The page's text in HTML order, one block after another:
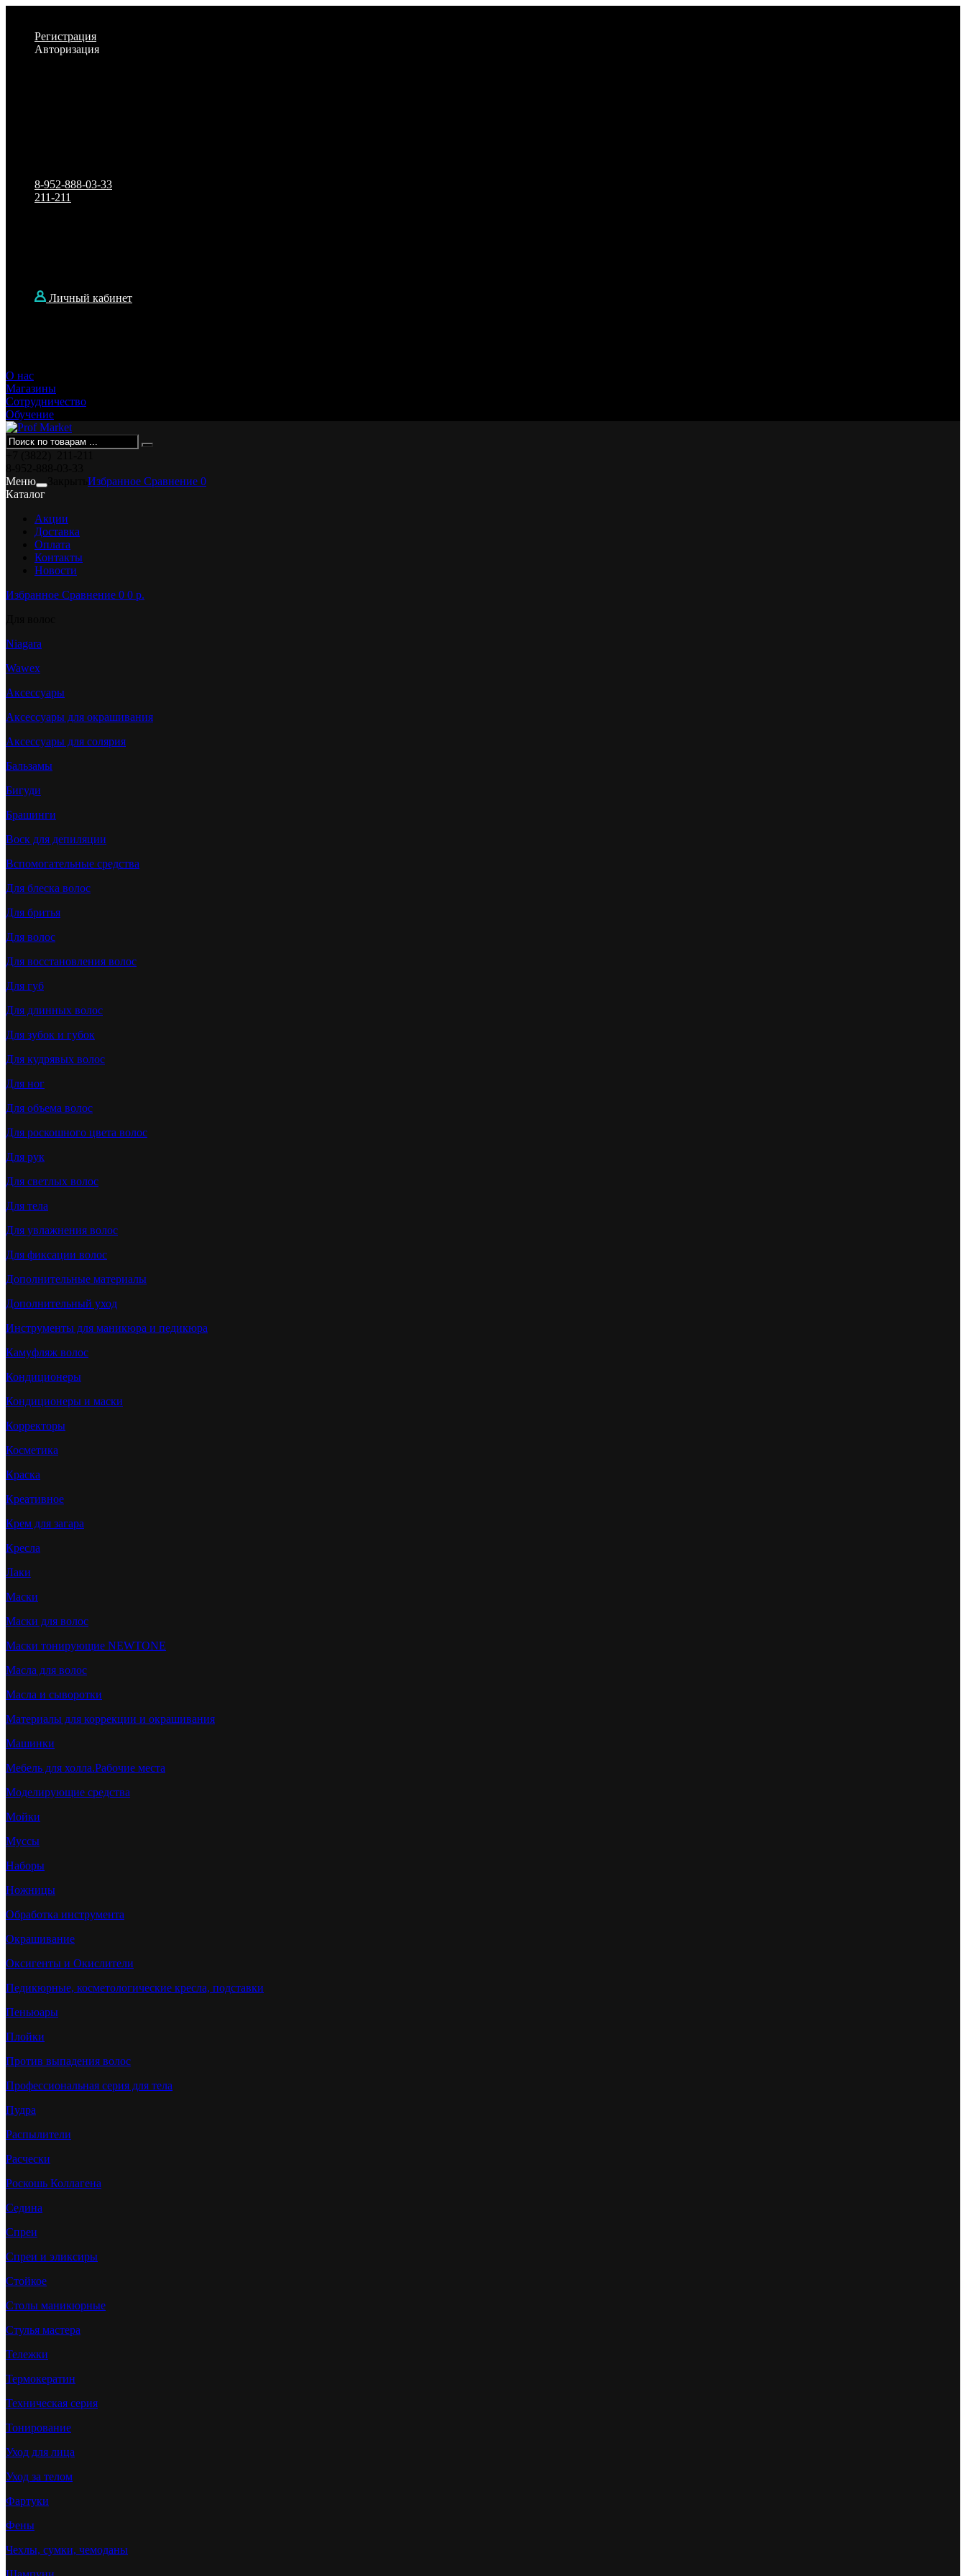
Регистрация
Авторизация
8-952-888-03-33
211-211
Личный кабинет
О нас
Магазины
Сотрудничество
Обучение
Меню
Избранное Сравнение 0
Каталог
Акции
Доставка
Оплата
Контакты
Новости
Избранное Сравнение 0 0 p.
Niagara
Wawex
Аксессуары
Аксессуары для окрашивания
Аксессуары для солярия
Бальзамы
Бигуди
Брашинги
Воск для депиляции
Вспомогательные средства
Для блеска волос
Для бритья
Для волос
Для восстановления волос
Для губ
Для длинных волос
Для зубок и губок
Для кудрявых волос
Для ног
Для объема волос
Для роскошного цвета волос
Для рук
Для светлых волос
Для тела
Для увлажнения волос
Для фиксации волос
Дополнительные материалы
Дополнительный уход
Инструменты для маникюра и педикюра
Камуфляж волос
Кондиционеры
Кондиционеры и маски
Корректоры
Косметика
Краска
Креативное
Крем для загара
Кресла
Лаки
Маски
Маски для волос
Маски тонирующие NEWTONE
Масла для волос
Масла и сыворотки
Материалы для коррекции и окрашивания
Машинки
Мебель для холла.Рабочие места
Моделирующие средства
Мойки
Муссы
Наборы
Ножницы
Обработка инструмента
Окрашивание
Оксигенты и Окислители
Педикюрные, косметологические кресла, подставки
Пеньюары
Плойки
Против выпадения волос
Профессиональная серия для тела
Пудра
Распылители
Расчески
Роскошь Коллагена
Седина
Спреи
Спреи и эликсиры
Стойкое
Столы маникюрные
Стулья мастера
Тележки
Термокератин
Техническая серия
Тонирование
Уход для лица
Уход за телом
Фартуки
Фены
Чехлы, сумки, чемоданы